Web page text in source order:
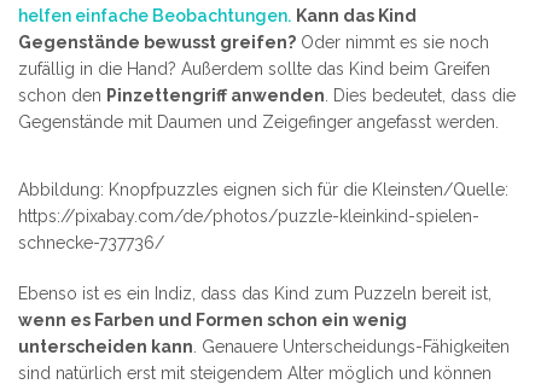
helfen einfache Beobachtungen. Kann das Kind
Gegenstände bewusst greifen? Oder nimmt es sie noch
zufällig in die Hand? Außerdem sollte das Kind beim Greifen
schon den Pinzettengriff anwenden . Dies bedeutet, dass die
Gegenstände mit Daumen und Zeigefinger angefasst werden.
Abbildung: Knopfpuzzles eignen sich für die Kleinsten/Quelle:
https://pixabay.com/de/photos/puzzle-kleinkind-spielen-
schnecke-737736/
Ebenso ist es ein Indiz, dass das Kind zum Puzzeln bereit ist,
wenn es Farben und Formen schon ein wenig
unterscheiden kann . Genauere Unterscheidungs-Fähigkeiten
sind natürlich erst mit steigendem Alter möglich und können